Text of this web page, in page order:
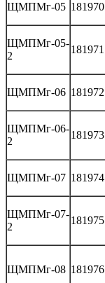
ЩМПМг-05 181970
ЩМПМг-05-
2
181971
ЩМПМг-06 181972
ЩМПМг-06-
2
181973
ЩМПМг-07 181974
ЩМПМг-07-
2
181975
ЩМПМг-08 181976